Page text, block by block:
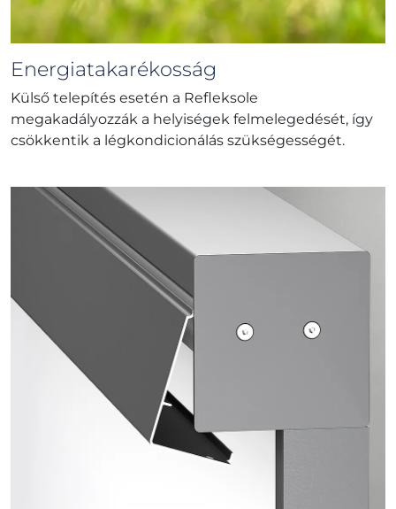
Energiatakarékosság
Külső telepítés esetén a Refleksole
megakadályozzák a helyiségek felmelegedését, így
csökkentik a légkondicionálás szükségességét.